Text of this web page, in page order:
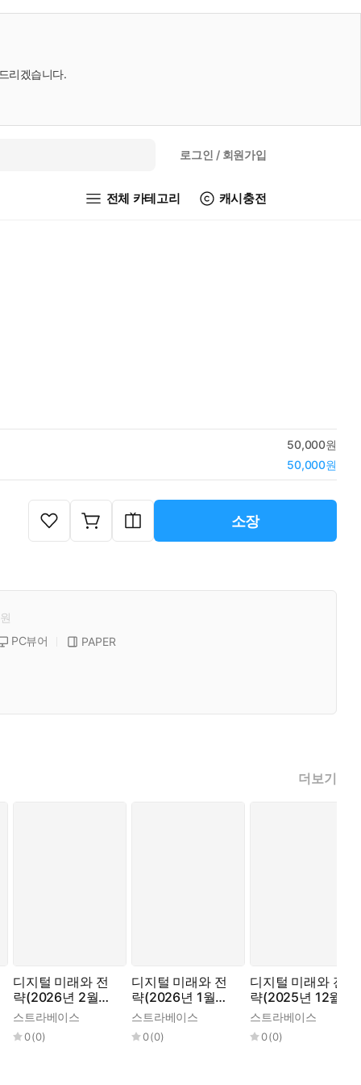
리겠습니다.
로그인 / 회원가입
전체 카테고리 캐시충전
50,000원
50,000원
소장
PC뷰어
PAPER
더보기
디지털 미래와 전
략(2026년 2월호
Vol. 242)
스트라베이스
0(0)
디지털 미래와 전
략(2026년 1월호
Vol. 241)
스트라베이스
0(0)
디지털 미래와 전
략(2025년 12월호
Vol. 240)
스트라베이스
0(0)